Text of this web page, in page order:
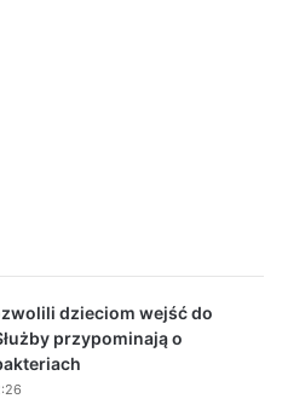
dzieciom wejść do
przypominają o